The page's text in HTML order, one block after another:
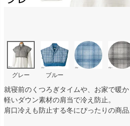
グレー ブルー
就寝前のくつろぎタイムや、お家で暖か
軽いダウン素材の肩当で冷え防止。
肩口冷えも防止する冬にぴったりの商品